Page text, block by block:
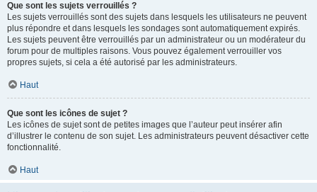
Que sont les sujets verrouillés ?
Les sujets verrouillés sont des sujets dans lesquels les utilisateurs ne peuvent
plus répondre et dans lesquels les sondages sont automatiquement expirés.
Les sujets peuvent être verrouillés par un administrateur ou un modérateur du
forum pour de multiples raisons. Vous pouvez également verrouiller vos
propres sujets, si cela a été autorisé par les administrateurs.
Haut
Que sont les icônes de sujet ?
Les icônes de sujet sont de petites images que l’auteur peut insérer afin
d’illustrer le contenu de son sujet. Les administrateurs peuvent désactiver cette
fonctionnalité.
Haut